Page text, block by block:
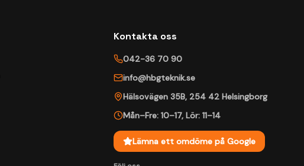
Kontakta oss
042-36 70 90
info@hbgteknik.se
Hälsovägen 35B, 254 42 Helsingborg
Mån–Fre: 10–17, Lör: 11–14
Lämna ett omdöme på Google